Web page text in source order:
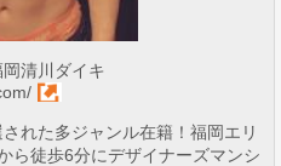
清川ダイキ
れた多ジャンル在籍！福岡エリ
ら徒歩6分にデザイナーズマンシ